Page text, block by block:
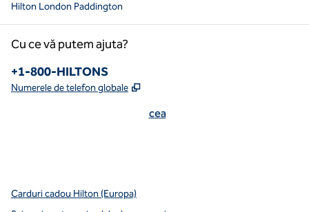
Hilton London Paddington
Cu ce vă putem ajuta?
Numărul de telefon:
+1-800-HILTONS
Numerele de telefon globale ,
cea
Carduri cadou Hilton (Europa)